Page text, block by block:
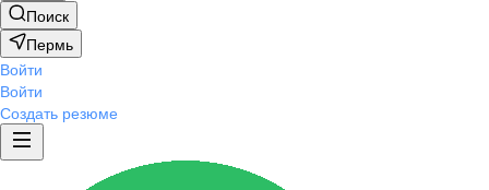
Поиск
Пермь
Войти
Войти
Создать резюме